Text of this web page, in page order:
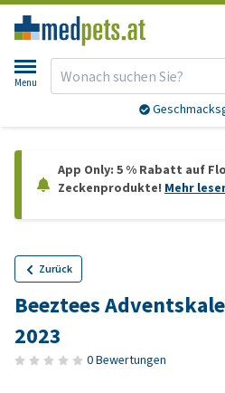
Menu
App Only: 5 % Rabatt auf
Zeckenprodukte! Mehr
Zurück
Beeztees
2023
0 Bewertungen